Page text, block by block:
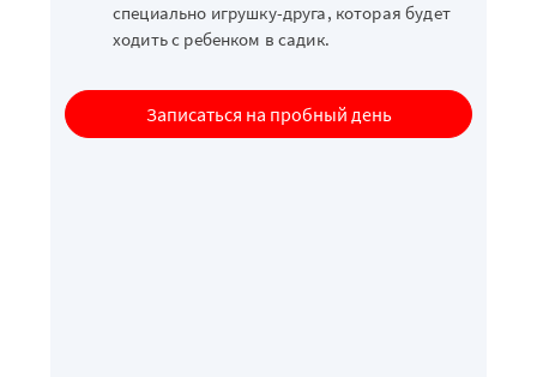
специально игрушку-друга, которая будет
ходить с ребенком в садик.
Записаться на пробный день